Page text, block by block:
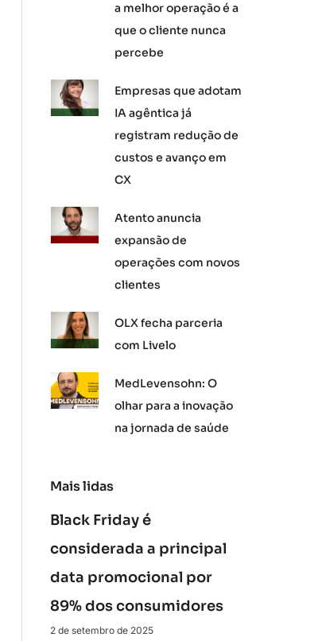
a melhor operação é a
que o cliente nunca
percebe
Empresas que adotam
IA agêntica já
registram redução de
custos e avanço em
CX
Atento anuncia
expansão de
operações com novos
clientes
OLX fecha parceria
com Livelo
MedLevensohn: O
olhar para a inovação
na jornada de saúde
Mais lidas
Black Friday é
considerada a principal
data promocional por
89% dos consumidores
2 de setembro de 2025